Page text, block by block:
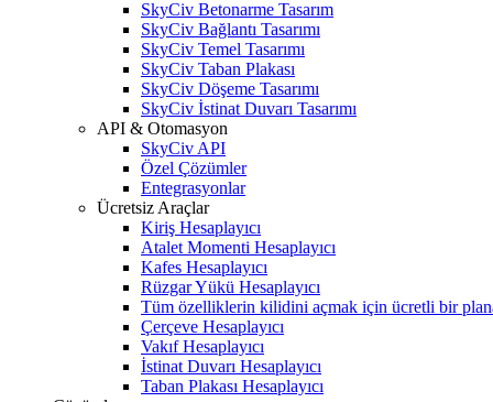
SkyCiv Betonarme Tasarım
SkyCiv Bağlantı Tasarımı
SkyCiv Temel Tasarımı
SkyCiv Taban Plakası
SkyCiv Döşeme Tasarımı
SkyCiv İstinat Duvarı Tasarımı
API & Otomasyon
SkyCiv API
Özel Çözümler
Entegrasyonlar
Ücretsiz Araçlar
Kiriş Hesaplayıcı
Atalet Momenti Hesaplayıcı
Kafes Hesaplayıcı
Rüzgar Yükü Hesaplayıcı
Tüm özelliklerin kilidini açmak için ücretli bir
Çerçeve Hesaplayıcı
Vakıf Hesaplayıcı
İstinat Duvarı Hesaplayıcı
Taban Plakası Hesaplayıcı